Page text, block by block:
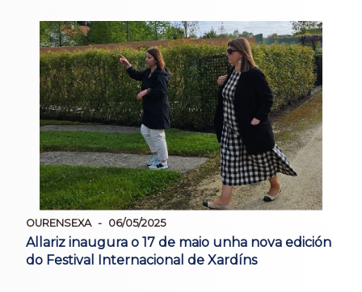
OURENSEXA 06/05/2025
Allariz inaugura o 17 de maio unha nova edición
do Festival Internacional de Xardíns